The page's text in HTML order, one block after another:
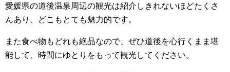
愛媛県の道後温泉周辺の観光は紹介しきれないほどたくさ
んあり、どこもとても魅力的です。
また食べ物もどれも絶品なので、ぜひ道後を心行くまま堪
能して、時間にゆとりをもって観光してください。